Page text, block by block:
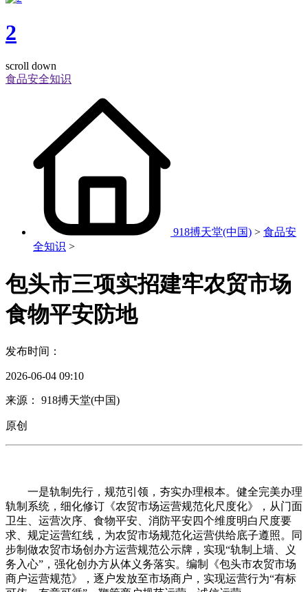
2
scroll down
食品安全知识
918搏天堂(中国) > 食品安
全知识 >
包头市三项实招建牢农贸市场
食物平安防地
发布时间：
2026-06-04 09:10
来源： 918搏天堂(中国)
原创
一是轨制先行，规范引领，夯实办理根本。健全完美办理
轨制系统，细化修订《农贸市场运营规范化尺度化》，从门面
卫生、运营次序、食物平安、消防平安四个维度明白尺度要
求、规定运营红线，为农贸市场规范化运营供给底子遵照。同
步制做农贸市场创办方运营规范公示牌，实现“轨制上墙、义
务入心”，强化创办方从体义务落实。编制《包头市农贸市场
商户运营规范》，逐户发放至市场商户，实现运营行为“有标